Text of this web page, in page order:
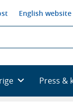
English website
Press &